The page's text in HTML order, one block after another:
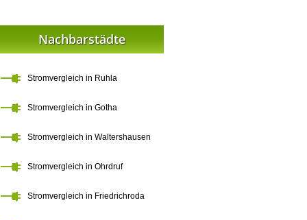
Nachbarstädte
Stromvergleich in Ruhla
Stromvergleich in Gotha
Stromvergleich in Waltershausen
Stromvergleich in Ohrdruf
Stromvergleich in Friedrichroda